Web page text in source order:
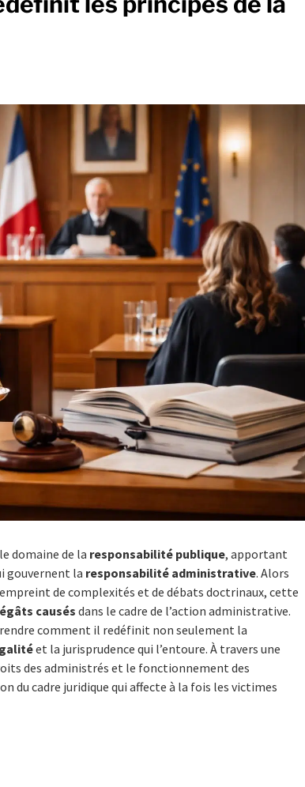
domaine de la responsabilité publique, apportant
gouvernent la responsabilité administrative. Alors
de complexités et de débats doctrinaux, cette
causés dans le cadre de l’action administrative.
comment il redéfinit non seulement la
et la jurisprudence qui l’entoure. À travers une
des administrés et le fonctionnement des
du cadre juridique qui affecte à la fois les victimes